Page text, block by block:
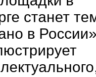
станет
в